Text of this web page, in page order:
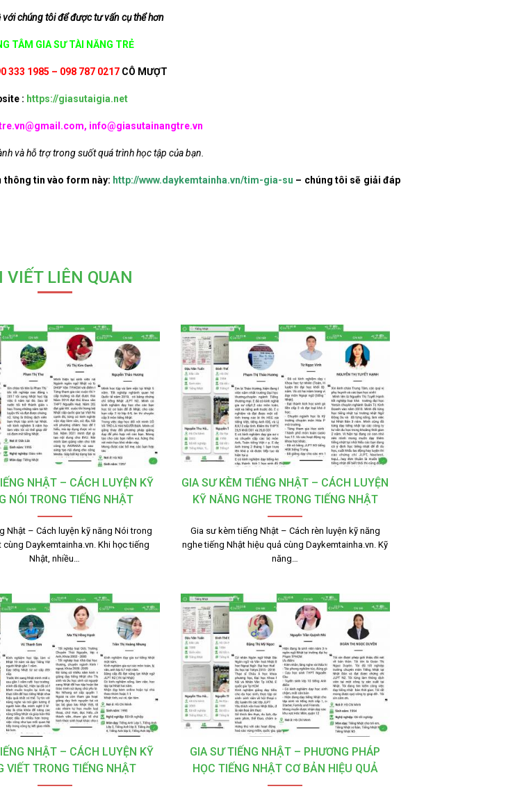
chúng tôi để được tư vấn cụ thể hơn
TÂM GIA SƯ TÀI NĂNG TRẺ
333 1985 – 098 787 0217 CÔ MƯỢT
: https://giasutaigia.net
info@giasutainangtre.vn
và hỗ trợ trong suốt quá trình học tập của bạn.
thông tin vào form này: http://www.daykemtainha.vn/tim-gia-su – chúng tôi sẽ giải đáp
VIẾT LIÊN QUAN
NHẬT – CÁCH LUYỆN KỸ
NÓI TRONG TIẾNG NHẬT
Nhật – Cách luyện kỹ năng Nói trong
cùng Daykemtainha.vn. Khi học tiếng
Nhật, nhiều…
GIA SƯ KÈM TIẾNG NHẬT – CÁCH LUYỆN
KỸ NĂNG NGHE TRONG TIẾNG NHẬT
Gia sư kèm tiếng Nhật – Cách rèn luyện kỹ năng
nghe tiếng Nhật hiệu quả cùng Daykemtainha.vn. Kỹ
năng…
NHẬT – CÁCH LUYỆN KỸ
VIẾT TRONG TIẾNG NHẬT
GIA SƯ TIẾNG NHẬT – PHƯƠNG PHÁP
HỌC TIẾNG NHẬT CƠ BẢN HIỆU QUẢ